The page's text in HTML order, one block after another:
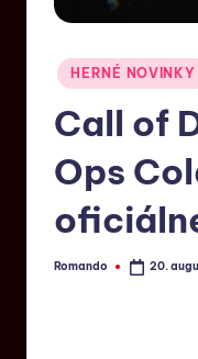
HERNÉ NOVINKY
Call of
Ops
Romando 20.